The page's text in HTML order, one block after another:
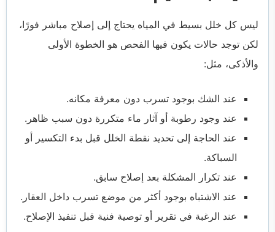
ليس كل خلل بسيط في المياه يحتاج إلى إصلاح مباشر فورًا،
لكن توجد حالات يكون فيها الفحص هو الخطوة الأولى
والأذكى، مثل:
عند الشك بوجود تسرب دون معرفة مكانه.
عند وجود رطوبة أو آثار ماء متكررة دون سبب ظاهر.
عند الحاجة إلى تحديد نقطة الخلل قبل بدء التكسير أو
السباكة.
عند تكرار المشكلة بعد إصلاح سابق.
عند الاشتباه بوجود أكثر من موضع تسرب داخل العقار.
عند الرغبة في تقرير أو توصية فنية قبل تنفيذ الإصلاح.